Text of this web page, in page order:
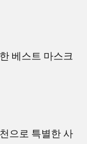
베스트 마스크
으로 특별한 사